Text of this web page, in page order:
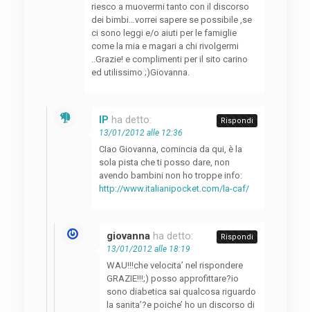
riesco a muovermi tanto con il discorso
dei bimbi…vorrei sapere se possibile ,se
ci sono leggi e/o aiuti per le famiglie
come la mia e magari a chi rivolgermi
..Grazie! e complimenti per il sito carino
ed utilissimo ;)Giovanna.
IP ha detto:
13/01/2012 alle 12:36
CIao Giovanna, comincia da qui, è la
sola pista che ti posso dare, non
avendo bambini non ho troppe info:
http://www.italianipocket.com/la-caf/
Rispondi
giovanna ha detto:
13/01/2012 alle 18:19
WAU!!!che velocita’ nel rispondere
GRAZIE!!!;) posso approfittare?io
sono diabetica sai qualcosa riguardo
la sanita’?e poiche’ ho un discorso di
Rispondi